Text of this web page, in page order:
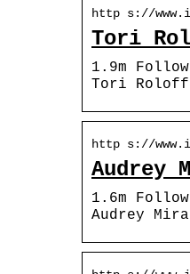
http s://
Tori
1.9m
Tori
http s://
Audrey
1.6m
Audrey